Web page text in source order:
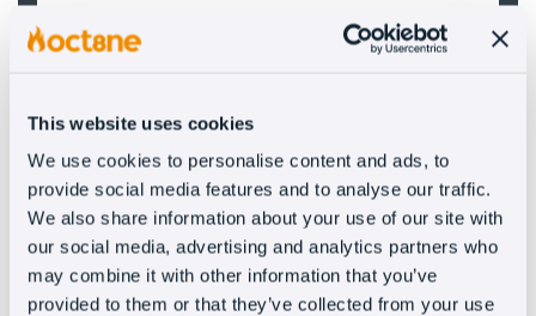
This website uses cookies
We use cookies to personalise content and ads, to
provide social media features and to analyse our traffic.
We also share information about your use of our site with
our social media, advertising and analytics partners who
may combine it with other information that you’ve
provided to them or that they’ve collected from your use
Prueba Gratis